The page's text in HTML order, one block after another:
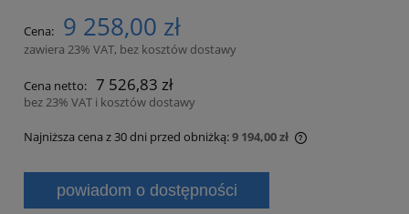
Cena: 9 258,00 zł
zawiera 23% VAT, bez kosztów dostawy
Cena netto: 7 526,83 zł
bez 23% VAT i kosztów dostawy
Najniższa cena z 30 dni przed obniżką:9 194,00 zł
powiadom o dostępności